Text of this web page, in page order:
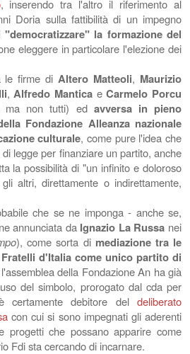
, inserendo tra l'altro il riferimento al
Doria sulla fattibilità di un impegno
la formazione del
eleggere in particolare l'elezione dei
le firme di Altero Matteoli, Maurizio
, Alfredo Mantica eCarmelo Porcu
ma non tutti) ed avversa in pieno
Fondazione Alleanza nazionale
culturale, come pure l'idea che
legge per finanziare un partito, anche
la possibilità di "un infinito e doloroso
altri, direttamente o indirettamente,
che se ne imponga - anche se,
annunciata da Ignazio La Russa nei
), come sorta di mediazione tra le
d'Italia come unico partito di
della Fondazione An ha già
del simbolo, prorogato dal cda per
debitore deldeliberato
con cui si sono impegnati gli aderenti
progetti che possano apparire come
Fdi sta cercando di incarnare.